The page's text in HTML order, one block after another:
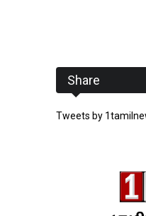
Share
Tweets by